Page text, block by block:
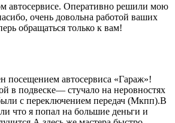
автосервисе. Оперативно решили мою
очень довольна работой ваших
обращаться только к вам!
посещением автосервиса «Гараж»!
в подвеске— стучало на неровностях
с переключением передач (Мкпп).В
что я попал на большие деньги и